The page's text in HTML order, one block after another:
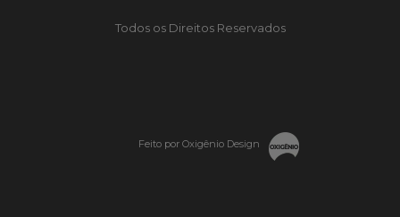
Todos os Direitos Reservados
Feito por Oxigênio Design